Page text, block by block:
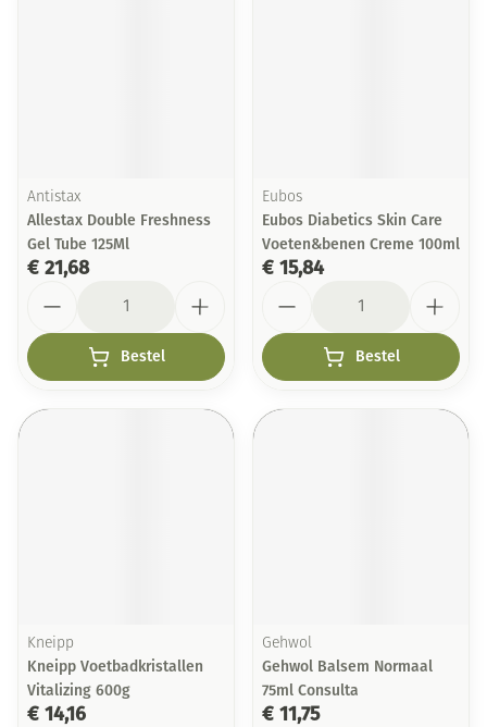
Antistax
Allestax Double Freshness
Gel Tube 125Ml
€ 21,68
Bestel
Eubos
Eubos Diabetics Skin Care
Voeten&benen Creme 100ml
€ 15,84
Bestel
Kneipp
Kneipp Voetbadkristallen
Vitalizing 600g
€ 14,16
Gehwol
Gehwol Balsem Normaal
75ml Consulta
€ 11,75